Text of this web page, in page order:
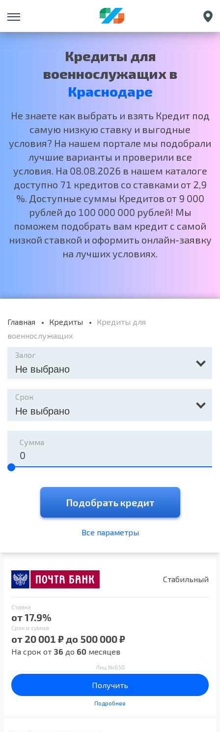
Санкт-Петербург
Нижний Новгород
Москва
Кредиты для
военнослужащих в
Краснодаре
Не знаете как выбрать и взять Кредит под
самую низкую ставку и выгодные
условия? На нашем портале мы подобрали
лучшие варианты и проверили все
условия. На 08.08.2026 в нашем каталоге
доступно 71 кредитов со ставками от 2,9
%. Доступные суммы Кредитов от 9 000
рублей до 100 000 000 рублей! Мы
поможем подобрать вам кредит с самой
низкой ставкой и оформить онлайн-заявку
на лучших условиях.
Главная Кредиты
Кредиты для
военнослужащих
Залог
Не выбрано
Срок
Не выбрано
Сумма
Подобрать кредит
Все параметры
Стабильный
Ставка
от 17.9%
Срок и сумма
от 20 001 ₽ до 500 000 ₽
На срок от 36 до 60 месяцев
Лиц №650
Получить
Подробнее